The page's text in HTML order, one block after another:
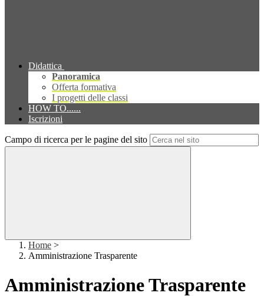
Didattica
Panoramica
Offerta formativa
I progetti delle classi
HOW TO......
Iscrizioni
Campo di ricerca per le pagine del sito
Home >
Amministrazione Trasparente
Amministrazione Trasparente